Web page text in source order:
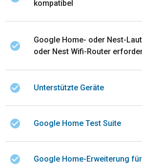
kompatibel
check_circle
Google Home- oder Nest-
oder Nest Wifi-Router
check_circle Unterstützte Geräte
check_circle Google Home Test Suite
check_circle Google Home-Erweiterung